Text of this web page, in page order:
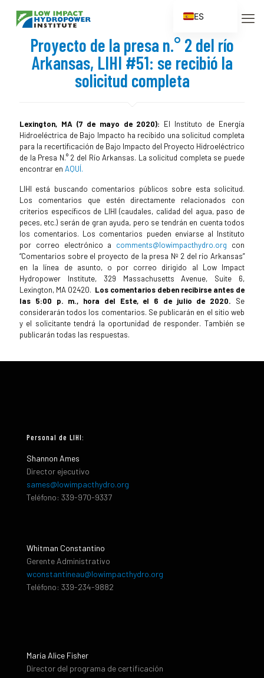
Proyecto de la presa n.° 2 del río
Arkansas, LIHI #51: se recibió la
solicitud completa
Lexington, MA (7 de mayo de 2020): El Instituto de Energía
Hidroeléctrica de Bajo Impacto ha recibido una solicitud completa
para la recertificación de Bajo Impacto del Proyecto Hidroeléctrico
de la Presa N.° 2 del Río Arkansas. La solicitud completa se puede
encontrar en AQUÍ.
LIHI está buscando comentarios públicos sobre esta solicitud.
Los comentarios que estén directamente relacionados con
criterios específicos de LIHI (caudales, calidad del agua, paso de
peces, etc.) serán de gran ayuda, pero se tendrán en cuenta todos
los comentarios. Los comentarios pueden enviarse al Instituto
por correo electrónico a comments@lowimpacthydro.org con
“Comentarios sobre el proyecto de la presa Nº 2 del río Arkansas”
en la línea de asunto, o por correo dirigido al Low Impact
Hydropower Institute, 329 Massachusetts Avenue, Suite 6,
Lexington, MA 02420. Los comentarios deben recibirse antes de
las 5:00 p. m., hora del Este, el 6 de julio de 2020. Se
considerarán todos los comentarios. Se publicarán en el sitio web
y el solicitante tendrá la oportunidad de responder. También se
publicarán todas las respuestas.
Personal de LIHI:
Shannon Ames
Director ejecutivo
sames@lowimpacthydro.org
Teléfono: 339-970-9337
Whitman Constantino
Gerente Administrativo
wconstantineau@lowimpacthydro.org
Teléfono: 339-234-9882
María Alice Fisher
Director del programa de certificación
ES
FR